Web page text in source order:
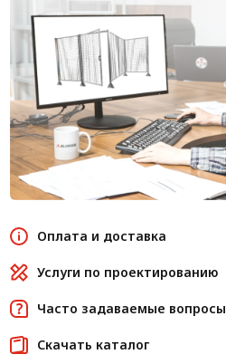
Оплата и доставка
Услуги по проектированию
Часто задаваемые вопросы
Скачать каталог